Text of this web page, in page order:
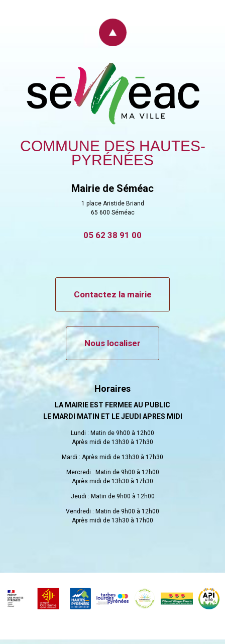
COMMUNE DES HAUTES-
PYRÉNÉES
Mairie de Séméac
1 place Aristide Briand
65 600 Séméac
05 62 38 91 00
Contactez la mairie
Nous localiser
Horaires
LA MAIRIE EST FERMEE AU PUBLIC
LE MARDI MATIN ET LE JEUDI APRES MIDI
Lundi : Matin de 9h00 à 12h00
Après midi de 13h30 à 17h30
Mardi : Après midi de 13h30 à 17h30
Mercredi : Matin de 9h00 à 12h00
Après midi de 13h30 à 17h30
Jeudi : Matin de 9h00 à 12h00
Vendredi : Matin de 9h00 à 12h00
Après midi de 13h30 à 17h00